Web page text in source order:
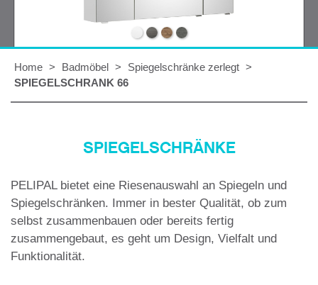
Home > Badmöbel > Spiegelschränke zerlegt >
SPIEGELSCHRANK 66
SPIEGELSCHRÄNKE
PELIPAL bietet eine Riesenauswahl an Spiegeln und
Spiegelschränken. Immer in bester Qualität, ob zum
selbst zusammenbauen oder bereits fertig
zusammengebaut, es geht um Design, Vielfalt und
Funktionalität.